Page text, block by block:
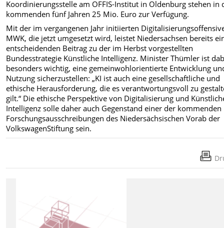
Koordinierungsstelle am OFFIS-Institut in Oldenburg stehen in
kommenden fünf Jahren 25 Mio. Euro zur Verfügung.
Mit der im vergangenen Jahr initiierten
MWK, die jetzt umgesetzt wird, leistet Niedersachsen bereits
entscheidenden Beitrag zu der im Herbst vorgestellten
Bundesstrategie Künstliche Intelligenz. Minister Thümler ist
besonders wichtig, eine gemeinwohlorientierte Entwicklung
Nutzung sicherzustellen: „KI ist auch eine gesellschaftliche und
ethische Herausforderung, die es verantwortungsvoll zu
gilt.“ Die ethische Perspektive von Digitalisierung und
Intelligenz solle daher auch Gegenstand einer der kommenden
Forschungsausschreibungen des Niedersächsischen Vorab der
VolkswagenStiftung sein.